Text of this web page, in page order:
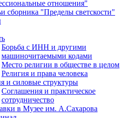
отношения"
сборника "Пределы светскости"
Борьба с ИНН и другими
машиночитаемыми кодами
Место религии в обществе в целом
Религия и права человека
и силовые структуры
Соглашения и практическое
сотрудничество
в Музее им. А.Сахарова